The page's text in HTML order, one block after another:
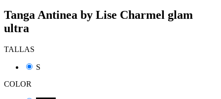
Tanga Antinea by Lise Charmel glam
ultra
TALLAS
S
COLOR